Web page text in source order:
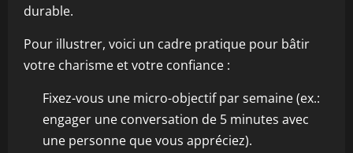
durable.
Pour illustrer, voici un cadre pratique pour bâtir
votre charisme et votre confiance :
Fixez-vous une micro-objectif par semaine (ex.:
engager une conversation de 5 minutes avec
une personne que vous appréciez).